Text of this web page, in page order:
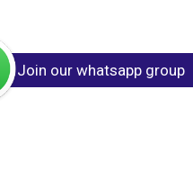
Join our whatsapp group